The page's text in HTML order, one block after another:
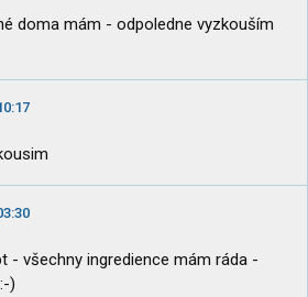
doma mám - odpoledne vyzkouším
- všechny ingredience mám ráda -
)